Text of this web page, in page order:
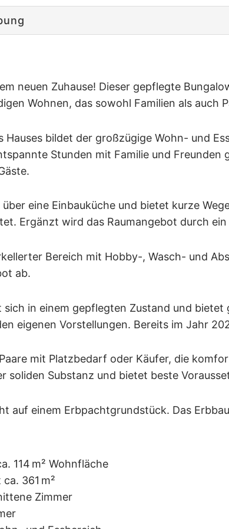
neuen Zuhause! Dieser gepflegte
Wohnen, das sowohl Familien als
Hauses bildet der großzügige Wohn- und
Stunden mit Familie und
eine Einbauküche und bietet kurze
Ergänzt wird das Raumangebot durch
Bereich mit Hobby-, Wasch- und
ab.
sich in einem gepflegten Zustand und
eigenen Vorstellungen. Bereits im Jahr
mit Platzbedarf oder Käufer, die
soliden Substanz und bietet beste
auf einem Erbpachtgrundstück. Das
114 m² Wohnfläche
361 m²
Zimmer